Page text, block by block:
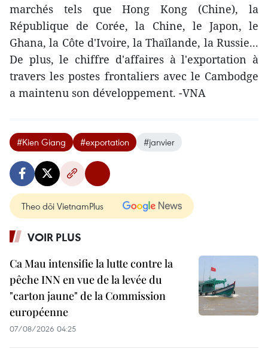
marchés tels que Hong Kong (Chine), la
République de Corée, la Chine, le Japon, le
Ghana, la Côte d'Ivoire, la Thaïlande, la Russie...
De plus, le chiffre d'affaires à l'exportation à
travers les postes frontaliers avec le Cambodge
a maintenu son développement. -VNA
#Kien Giang #exportation #janvier
Theo dõi VietnamPlus
VOIR PLUS
Ca Mau intensifie la lutte contre la
pêche INN en vue de la levée du
"carton jaune" de la Commission
européenne
07/08/2026 04:25